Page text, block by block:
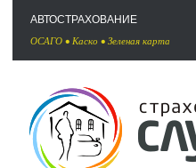
АВТОСТРАХОВАНИЕ
ОСАГО • Каско • Зеленая карта